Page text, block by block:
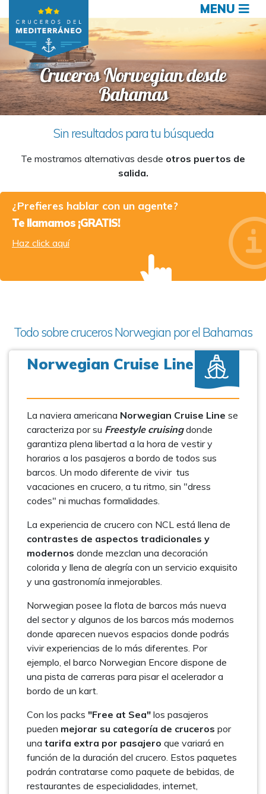
MENU
Cruceros Norwegian desde
Bahamas
Sin resultados para tu búsqueda
Te mostramos alternativas desde otros puertos de
salida.
¿Prefieres hablar con un agente?
Te llamamos ¡GRATIS!
Haz click aquí
Todo sobre cruceros Norwegian por el Bahamas
Norwegian Cruise Line
La naviera americana Norwegian Cruise Line se
caracteriza por su Freestyle cruising donde
garantiza plena libertad a la hora de vestir y
horarios a los pasajeros a bordo de todos sus
barcos. Un modo diferente de vivir tus
vacaciones en crucero, a tu ritmo, sin "dress
codes" ni muchas formalidades.
La experiencia de crucero con NCL está llena de
contrastes de aspectos tradicionales y
modernos donde mezclan una decoración
colorida y llena de alegría con un servicio exquisito
y una gastronomía inmejorables.
Norwegian posee la flota de barcos más nueva
del sector y algunos de los barcos más modernos
donde aparecen nuevos espacios donde podrás
vivir experiencias de lo más diferentes. Por
ejemplo, el barco Norwegian Encore dispone de
una pista de carreras para pisar el acelerador a
bordo de un kart.
Con los packs "Free at Sea" los pasajeros
pueden mejorar su categoría de cruceros por
una tarifa extra por pasajero que variará en
función de la duración del crucero. Estos paquetes
podrán contratarse como paquete de bebidas, de
restaurantes de especialidades, internet,